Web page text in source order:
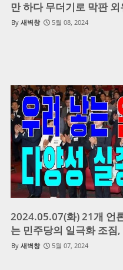
만 하다 무더기로 막판
새벽창 5월 08, 2024
2024.05.07(화) 21개 언
는 민주당의 일극화 조짐
새벽창 5월 07, 2024